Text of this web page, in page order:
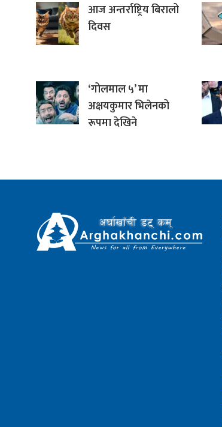
आज अन्तर्राष्ट्रिय बिरालो
दिवस
‘गोलमाल ५’ मा
अक्षयकुमार भिलेनको
रूपमा देखिने